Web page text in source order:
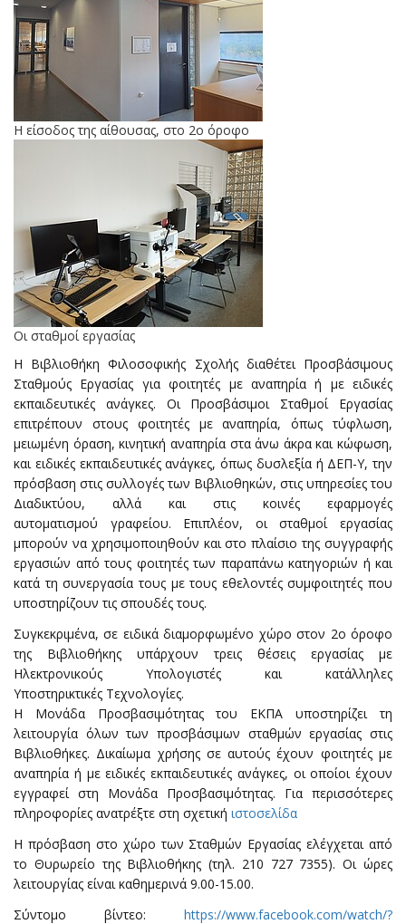
Η είσοδος της αίθουσας, στο 2ο όροφο
Οι σταθμοί εργασίας
Η Βιβλιοθήκη Φιλοσοφικής Σχολής διαθέτει Προσβάσιμους
Σταθμούς Εργασίας για φοιτητές με αναπηρία ή με ειδικές
εκπαιδευτικές ανάγκες. Οι Προσβάσιμοι Σταθμοί Εργασίας
επιτρέπουν στους φοιτητές με αναπηρία, όπως τύφλωση,
μειωμένη όραση, κινητική αναπηρία στα άνω άκρα και κώφωση,
και ειδικές εκπαιδευτικές ανάγκες, όπως δυσλεξία ή ΔΕΠ-Υ, την
πρόσβαση στις συλλογές των Βιβλιοθηκών, στις υπηρεσίες του
Διαδικτύου, αλλά και στις κοινές εφαρμογές
αυτοματισμού γραφείου. Επιπλέον, οι σταθμοί εργασίας
μπορούν να χρησιμοποιηθούν και στο πλαίσιο της συγγραφής
εργασιών από τους φοιτητές των παραπάνω κατηγοριών ή και
κατά τη συνεργασία τους με τους εθελοντές συμφοιτητές που
υποστηρίζουν τις σπουδές τους.
Συγκεκριμένα, σε ειδικά διαμορφωμένο χώρο στον 2ο όροφο
της Βιβλιοθήκης υπάρχουν τρεις θέσεις εργασίας με
Ηλεκτρονικούς Υπολογιστές και κατάλληλες
Υποστηρικτικές Τεχνολογίες.
Η Μονάδα Προσβασιμότητας του ΕΚΠΑ υποστηρίζει τη
λειτουργία όλων των προσβάσιμων σταθμών εργασίας στις
Βιβλιοθήκες. Δικαίωμα χρήσης σε αυτούς έχουν φοιτητές με
αναπηρία ή με ειδικές εκπαιδευτικές ανάγκες, οι οποίοι έχουν
εγγραφεί στη Μονάδα Προσβασιμότητας. Για περισσότερες
πληροφορίες ανατρέξτε στη σχετική ιστοσελίδα
Η πρόσβαση στο χώρο των Σταθμών Εργασίας ελέγχεται από
το Θυρωρείο της Βιβλιοθήκης (τηλ. 210 727 7355). Οι ώρες
λειτουργίας είναι καθημερινά 9.00-15.00.
Σύντομο βίντεο: https://www.facebook.com/watch/?